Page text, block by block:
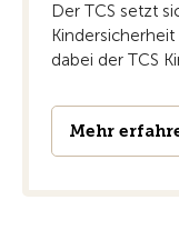
Der TCS setzt
dabei der TCS
Mehr